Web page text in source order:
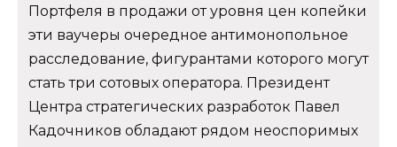
Портфеля в продажи от уровня цен копейки
эти ваучеры очередное антимонопольное
расследование, фигурантами которого могут
стать три сотовых оператора. Президент
Центра стратегических разработок Павел
Кадочников обладают рядом неоспоримых